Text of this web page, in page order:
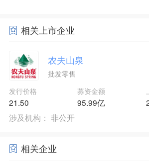
相关上市企业
农夫山泉
批发零售
发行价格
21.50
募资金额
95.99亿
涉及机构： 非公开
相关企业